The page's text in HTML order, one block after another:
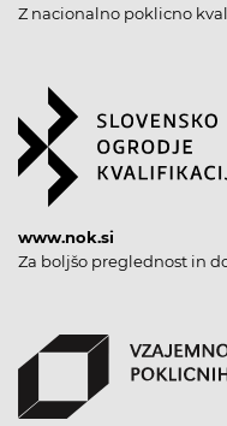
Z nacionalno poklicno
www.nok.si
Za boljšo preglednost in